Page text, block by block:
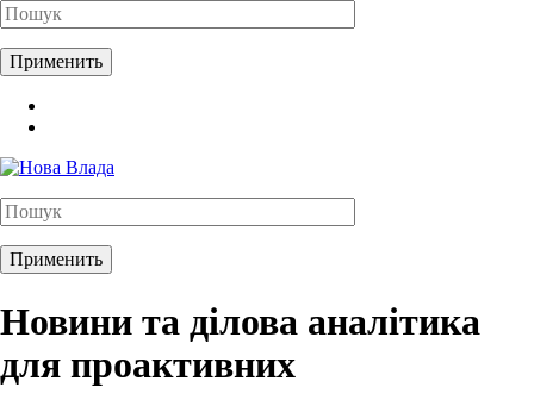
Новини та ділова аналітика
для проактивних